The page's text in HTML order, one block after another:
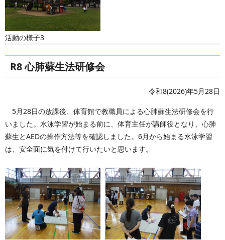
活動の様子3
R8 心肺蘇生法研修会
令和8(2026)年5月28日
5月28日の放課後、体育館で教職員による心肺蘇生法研修会を行
いました。水泳学習が始まる前に、体育主任が講師役となり、心肺
蘇生とAEDの操作方法等を確認しました。6月から始まる水泳学習
は、安全面に気を付けて行いたいと思います。